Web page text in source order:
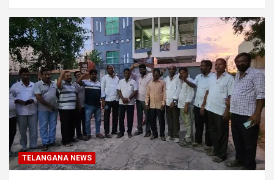
TELANGANA NEWS